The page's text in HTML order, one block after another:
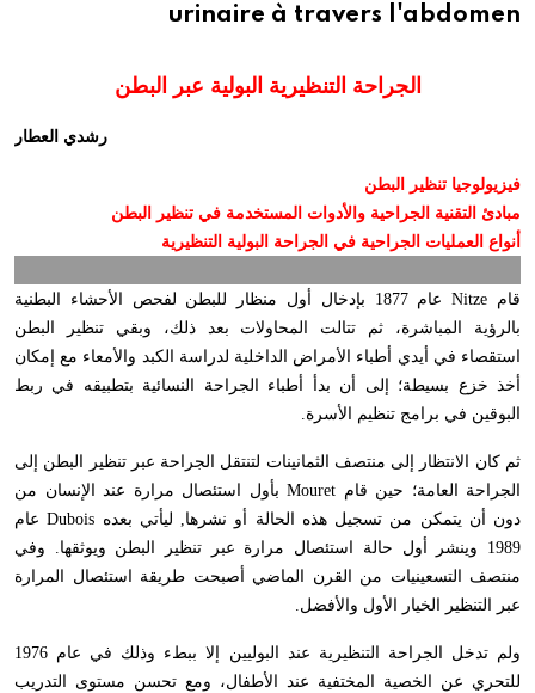
urinaire à travers l'abdomen
الجراحة التنظيرية البولية عبر البطن
رشدي العطار
فيزيولوجيا تنظير البطن
مبادئ التقنية الجراحية والأدوات المستخدمة في تنظير البطن
أنواع العمليات الجراحية في الجراحة البولية التنظيرية
قام Nitze
عام 1877 بإدخال أول منظار للبطن لفحص الأحشاء البطنية
بالرؤية المباشرة، ثم تتالت المحاولات بعد ذلك، وبقي تنظير البطن
استقصاء في أيدي أطباء الأمراض الداخلية لدراسة الكبد والأمعاء مع إمكان
أخذ خزع بسيطة؛ إلى أن بدأ أطباء الجراحة النسائية بتطبيقه في ربط
البوقين في برامج تنظيم الأسرة.
ثم كان الانتظار إلى منتصف الثمانينات لتنتقل الجراحة عبر تنظير البطن إلى
الجراحة العامة؛ حين قام Mouret بأول استئصال مرارة عند الإنسان من
دون أن يتمكن من تسجيل هذه الحالة أو نشرها, ليأتي بعده Dubois عام
1989 وينشر أول حالة استئصال مرارة عبر تنظير البطن ويوثقها. وفي
منتصف التسعينيات من القرن الماضي أصبحت طريقة استئصال المرارة
عبر التنظير الخيار الأول والأفضل.
ولم تدخل الجراحة التنظيرية عند البوليين إلا ببطء وذلك في عام 1976
للتحري عن الخصية المختفية عند الأطفال، ومع تحسن مستوى التدريب